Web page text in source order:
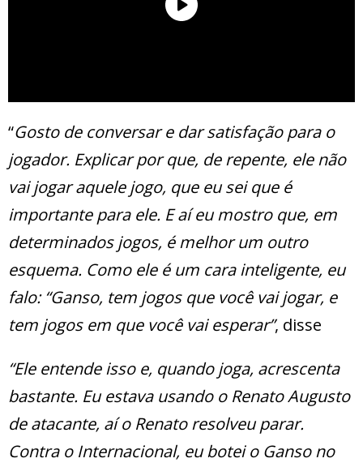
“Gosto de conversar e dar satisfação para o
jogador. Explicar por que, de repente, ele não
vai jogar aquele jogo, que eu sei que é
importante para ele. E aí eu mostro que, em
determinados jogos, é melhor um outro
esquema. Como ele é um cara inteligente, eu
falo: “Ganso, tem jogos que você vai jogar, e
tem jogos em que você vai esperar”, disse
“Ele entende isso e, quando joga, acrescenta
bastante. Eu estava usando o Renato Augusto
de atacante, aí o Renato resolveu parar.
Contra o Internacional, eu botei o Ganso no